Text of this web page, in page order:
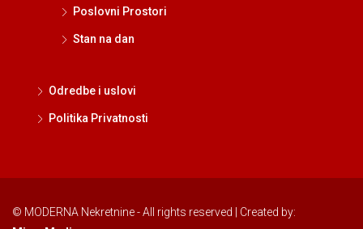
Poslovni Prostori
Stan na dan
Odredbe i uslovi
Politika Privatnosti
© MODERNA Nekretnine - All rights reserved | Created by: